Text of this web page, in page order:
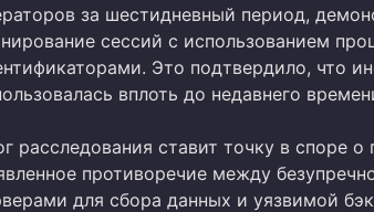
за шестидневный период,
сессий с использованием
Это подтвердило, что
вплоть до недавнего
расследования ставит точку в споре
противоречие между
для сбора данных и уязвимой